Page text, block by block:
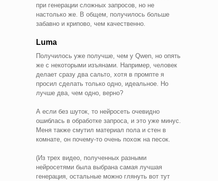
при генерации сложных запросов, но не
настолько же. В общем, получилось больше
забавно и крипово, чем качественно.
Luma
Получилось уже получше, чем у Qwen, но опять
же с некоторыми изъянами. Например, человек
делает сразу два сальто, хотя в промпте я
просил сделать только одно, идеальное. Но
лучше два, чем одно, верно?
А если без шуток, то нейросеть очевидно
ошиблась в обработке запроса, и это уже минус.
Меня также смутил материал пола и стен в
комнате, он почему-то очень похож на песок.
(Из трех видео, полученных разными
нейросетями была выбрана самая лучшая
генерация, остальные можно глянуть вот тут